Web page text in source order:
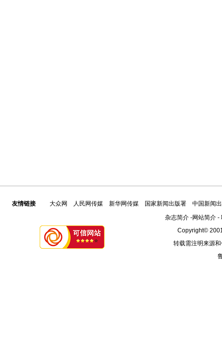
友情链接 大众网 人民网传媒 新华网传媒 国家新闻出版署
中国新闻
杂志简介-网站简介-
Copyright©
转载需注明来源